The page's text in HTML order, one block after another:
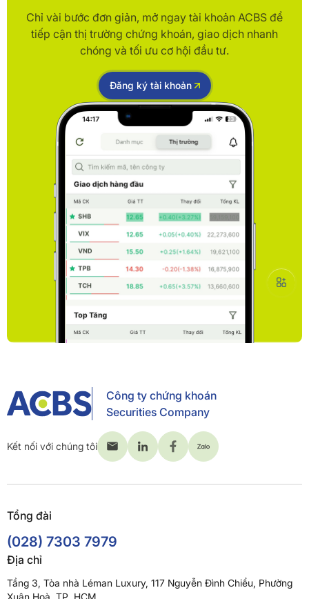
Chỉ vài bước đơn giản, mở ngay tài khoản ACBS để
tiếp cận thị trường chứng khoán, giao dịch nhanh
chóng và tối ưu cơ hội đầu tư.
Đăng ký tài khoản
Công ty chứng khoán
Securities Company
Kết nối với chúng tôi
Tổng đài
(028) 7303 7979
Địa chỉ
Tầng 3, Tòa nhà Léman Luxury, 117 Nguyễn Đình Chiểu, Phường
Xuân Hoà, TP. HCM